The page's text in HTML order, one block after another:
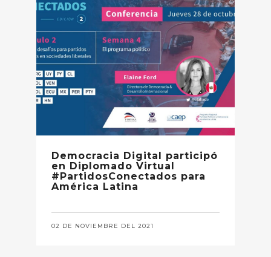
Democracia Digital participó
en Diplomado Virtual
#PartidosConectados para
América Latina
02 DE NOVIEMBRE DEL 2021